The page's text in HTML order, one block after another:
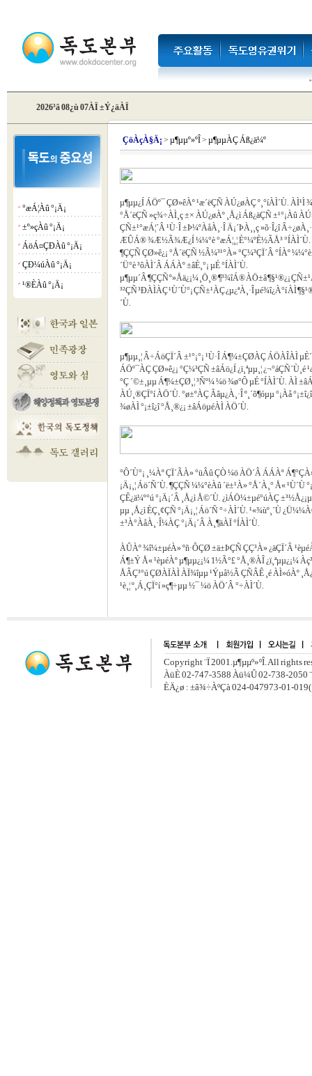
2026³â 08¿ù 07ÀÏ ±Ý¿äÀÏ
¡á °æÁ¦Àû °¡Ä¡
¡á ±º»çÀû °¡Ä¡
¡á ÁöÁ¤ÇÐÀû °¡Ä¡
¡á ÇÐ¼úÀû °¡Ä¡
¡á ¹®È­Àû °¡Ä¡
ÇöÀçÀ§Ä¡ > µ¶µµº»ºÎ> µ¶µµÀÇ Áß¿ä¼º
µ¶µµ¿Í ÁÖº¯ ÇØ»êÀº ¹æ´ëÇÑ ÀÚ¿øÀÇ º¸°íÀÌ´Ù.
°Å´ëÇÑ »ç¾÷ÀÌ¸ç ±× ÀÚ¿øÀº ¸Å¿ì Áß¿äÇÑ ±¹°¡Àû
ÇÑ±¹°æÁ¦´Â ¹Ù·Î ±Þ¼ºÀåÀ¸·Î Ä¡´ÞÀ¸¸ç »õ·Î¿î
ÆÛÁ® ¾Æ½Ã¾Æ¿Í ¼¼°è °æÁ¦¸¦ È°¼ºÈ­½ÃÅ³ °ÍÀÌ´Ù.
¶ÇÇÑ ÇØ»ê¿¡ °Å´ëÇÑ ½Ã¼³¹°À» °Ç¼³ÇÏ´Â °ÍÀº
´Ü°è ³ôÀÌ´Â ÁÁÀº ±âÈ¸°¡ µÉ °ÍÀÌ´Ù.
µ¶µµ´Â ¶ÇÇÑ º»Åä¿¡¼­ ¸Ö¸® ¶³¾îÁ® ÀÖ±â ¶§¹®¿¡
³²ÇÑ ³ÐÀÌÀÇ ¹Ù´Ù°¡ ÇÑ±¹ÀÇ ¿µ¿ªÀ¸·Î µé¾î¿À°í ÀÌ
´Ù.
µ¶µµ¸¦ Â÷ÁöÇÏ´Â ±¹°¡°¡ ¹Ù·Î Á¶¼±ÇØÀÇ ÁÖÀÎÀÌ
ÁÖº¯ÀÇ ÇØ»ê¿¡ °Ç¼³ÇÑ ±âÁö¿Í ¿ï¸ªµµ¸¦
°Ç ´©±¸µµ Á¶¼±ÇØ¸¦ ³Ñº¼ ¼ö ¾ø°Ô µÉ °ÍÀÌ´Ù. ÀÌ
ÀÚ¸®ÇÏ°í ÀÖ´Ù. °ø±ºÀÇ Ãâµ¿À¸·Î º¸´õ¶óµµ °¡Àå
¾øÀÌ °¡±î¿î °Å¸®¿¡ ±âÁöµéÀÌ ÀÖ´Ù.
°Ô´Ù°¡ ¸¼Àº ÇÏ´ÃÀ» °üÂû ÇÒ ¼ö ÀÖ´Â ÁÁÀº
¡Ä¡¸¦ Áö´Ñ´Ù. ¶ÇÇÑ ¼¼°èÀû ´ë±¹À» °Å´À¸° Å«
ÇÊ¿ä¼º°ú °¡Ä¡´Â ¸Å¿ì Å©´Ù. ¿ìÁÖ¼±µé°úÀÇ
µµ ¸Å¿ì ÈÇ¸¢ÇÑ °¡Ä¡¸¦ Áö´Ñ °÷ÀÌ´Ù. ¹«¾ùº¸´Ù
±³À°ÀåÀ¸·Î¼­ÀÇ °¡Ä¡´Â À¸¶äÀÏ °ÍÀÌ´Ù.
ÀÛÀº ¾î¼±µéÀ» ºñ·ÔÇØ ±ä±ÞÇÑ ÇÇ³­À» ¿äÇÏ´Â
Á¶±Ý Å« ¹èµéÀº µ¶µµ¿¡¼­ 1½Ã°£ °Å¸®ÀÎ ¿ï¸ªµµ¿¡¼­
ÅÂÇ³°ú ÇØÀÏÀÌ ÀÏ¾îµµ ¹Ýµå½Ã ÇÑÂÊ ¸é ÀÌ»óÀº
¹è¸¦ º¸Á¸ÇÏ°í »ç¶÷µµ ½¯ ¼ö ÀÖ´Â °÷ÀÌ´Ù.
Copyright ¨Ï 2001.µ¶µµº»ºÎ. All rights
ÀüÈ­ 02-747-3588 Àü¼Û 02-738-2050
ÈÄ¿ø : ±â¾÷ÀºÇà 024-047973-01-